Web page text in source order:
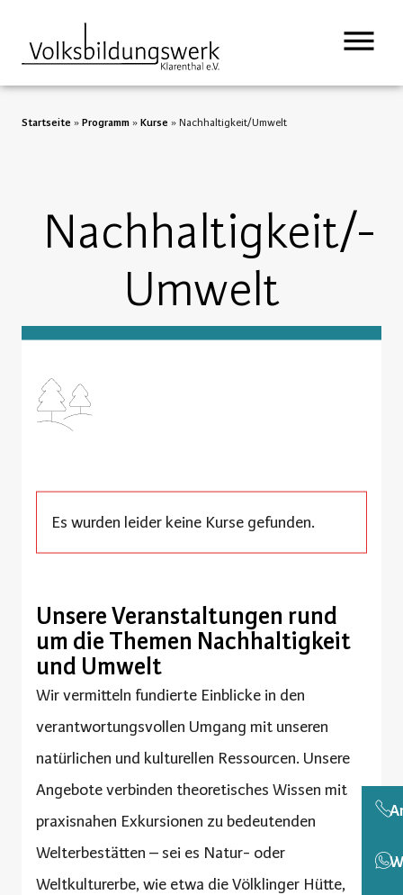
Startseite » Programm » Kurse » Nachhaltigkeit/­Umwelt
Nachhaltigkeit/­
Umwelt
Es wurden leider keine Kurse gefunden.
Unsere Veranstaltungen rund
um die Themen Nachhaltigkeit
und Umwelt
Wir vermitteln fundierte Einblicke in den
verantwortungsvollen Umgang mit unseren
natürlichen und kulturellen Ressourcen. Unsere
Angebote verbinden theoretisches Wissen mit
praxisnahen Exkursionen zu bedeutenden
Welterbestätten – sei es Natur- oder
Weltkulturerbe, wie etwa die Völklinger Hütte,